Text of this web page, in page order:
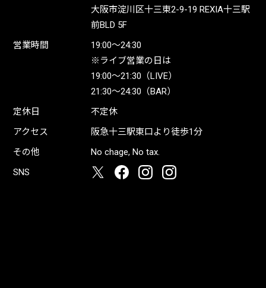
大阪市淀川区十三東2-9-19 REXIA十三駅
前BLD 5F
営業時間
19:00〜24:30
※ライブ営業の日は
19:00〜21:30（LIVE）
21:30〜24:30（BAR）
定休日
不定休
アクセス
阪急十三駅東口より徒歩1分
その他
No chage, No tax.
SNS